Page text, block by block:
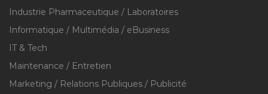
Industrie Pharmaceutique / Laboratoires
Informatique / Multimédia / eBusiness
IT & Tech
Maintenance / Entretien
Marketing / Relations Publiques / Publicité